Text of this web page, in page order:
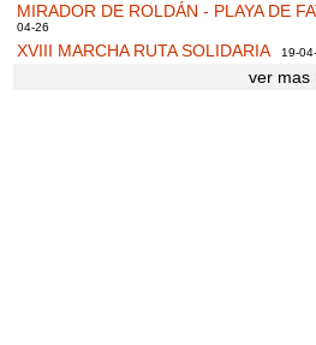
MIRADOR DE ROLDÁN - PLAYA DE
04-26
XVIII MARCHA RUTA SOLIDARIA 19-
ver mas